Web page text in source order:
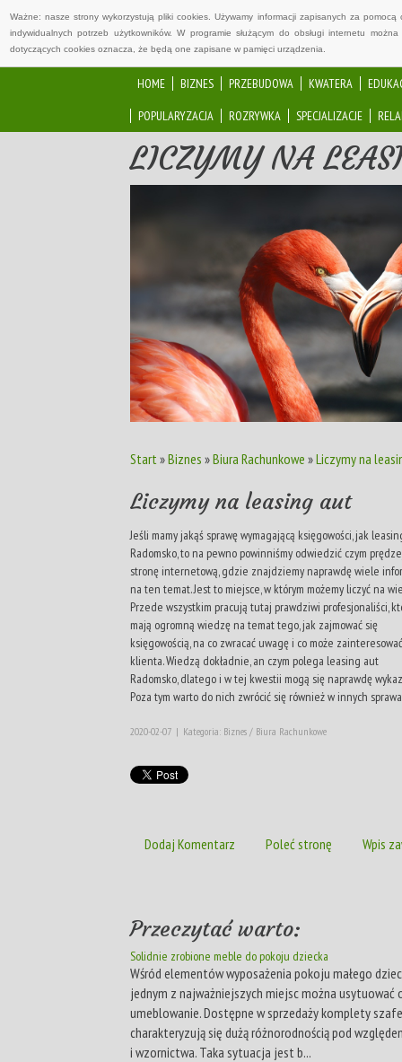
Ważne: nasze strony wykorzystują pliki cookies. Używamy informacji zapisanych za
indywidualnych potrzeb użytkowników. W programie służącym do obsługi internetu
dotyczących cookies oznacza, że będą one zapisane w pamięci urządzenia.
HOME BIZNES PRZEBUDOWA KWATERA
POPULARYZACJA
ROZRYWKA SPECJALIZACJE
LICZYMY NA
Start »Biznes »Biura Rachunkowe »Liczymy na
Liczymy na leasing aut
Jeśli mamy jakąś sprawę wymagającą księgowości, jak
Radomsko, to na pewno powinniśmy odwiedzić czym
stronę internetową, gdzie znajdziemy naprawdę wiele
na ten temat. Jest to miejsce, w którym możemy liczyć na
Przede wszystkim pracują tutaj prawdziwi profesjonaliści,
mają ogromną wiedzę na temat tego, jak zajmować się
księgowością, na co zwracać uwagę i co może zainteresować
klienta. Wiedzą dokładnie, an czym polega leasing aut
Radomsko, dlatego i w tej kwestii mogą się naprawdę
Poza tym warto do nich zwrócić się również w innych
2020-02-07 | Kategoria: Biznes / Biura Rachunkowe
Dodaj Komentarz Poleć stronę Wpis
Przeczytać warto:
Solidnie zrobione meble do pokoju dziecka
Wśród elementów wyposażenia pokoju małego
jednym z najważniejszych miejsc można usytuować
umeblowanie. Dostępne w sprzedaży komplety
charakteryzują się dużą różnorodnością pod
i wzornictwa. Taka sytuacja jest b...